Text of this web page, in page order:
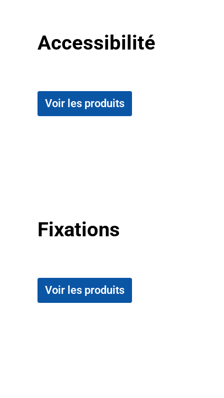
Accessibilité
Voir les produits
Fixations
Voir les produits